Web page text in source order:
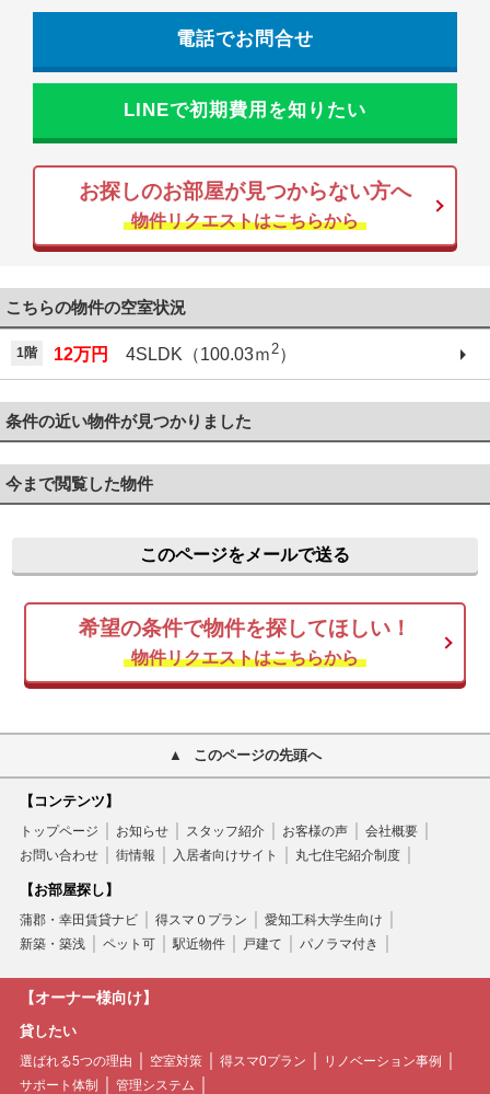
電話でお問合せ
LINEで初期費用を知りたい
お探しのお部屋が見つからない方へ
物件リクエストはこちらから
こちらの物件の空室状況
1階 12万円 4SLDK（100.03ｍ2）
条件の近い物件が見つかりました
今まで閲覧した物件
このページをメールで送る
希望の条件で物件を探してほしい！
物件リクエストはこちらから
このページの先頭へ
【コンテンツ】
トップページ お知らせ スタッフ紹介 お客様の声
会社概要
お問い合わせ
街情報 入居者向けサイト 丸七住宅紹介制度
【お部屋探し】
蒲郡・幸田賃貸ナビ 得スマ０プラン
愛知工科大学生向け
新築・築浅
ペット可 駅近物件 戸建て パノラマ付き
【オーナー様向け】
貸したい
選ばれる5つの理由 空室対策 得スマ0プラン
リノベーション事例
サポート体制
管理システム